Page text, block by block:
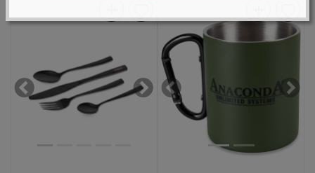
Fox
Stainless
Cutlery
Previous Next
Anaconda
Carabiner
Mug
300ml
Stainless
Steel
Previous Next